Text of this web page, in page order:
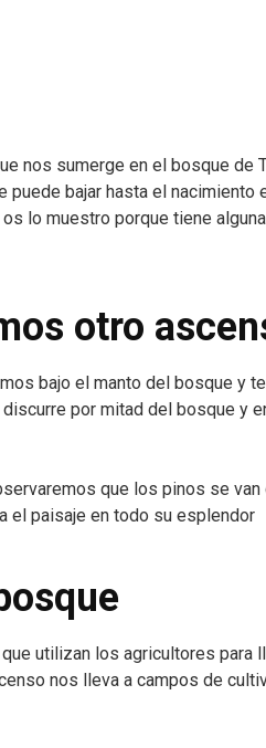
nos sumerge en el bosque de
bajar hasta el nacimiento
lo muestro porque tiene
otro
bajo el manto del bosque y
por mitad del bosque y
que los pinos se van
el paisaje en todo su esplendor
utilizan los agricultores para
nos lleva a campos de